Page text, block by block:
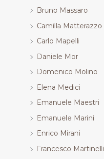
Bruno Massaro
Camilla Matterazzo
Carlo Mapelli
Daniele Mor
Domenico Molino
Elena Medici
Emanuele Maestri
Emanuele Marini
Enrico Mirani
Francesco Martinelli